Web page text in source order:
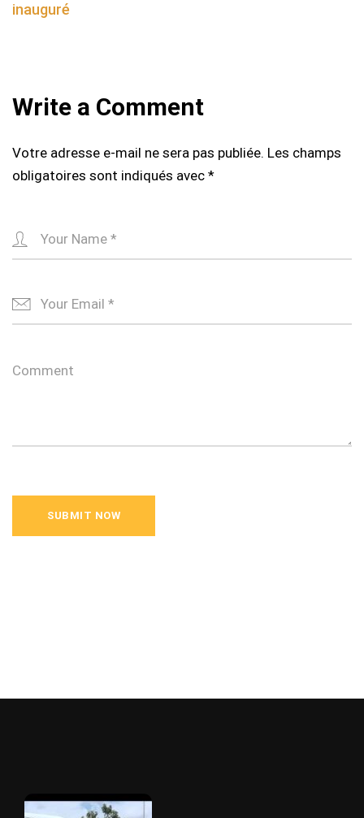
inauguré
Write a Comment
Votre adresse e-mail ne sera pas publiée. Les champs
obligatoires sont indiqués avec *